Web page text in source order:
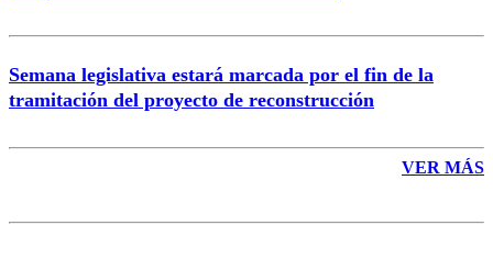
Semana legislativa estará marcada por el fin de la
tramitación del proyecto de reconstrucción
VER MÁS